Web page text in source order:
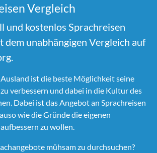
Vergleich
und kostenlos Sprachreisen
dem unabhängigen Vergleich auf
ist die beste Möglichkeit seine
an Sprachreisen
wie die Gründe die eigenen
zu wollen.
mühsam zu durchsuchen?